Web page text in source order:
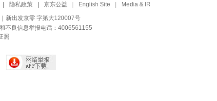
隐私政策 京东公益 English Site Media & IR
| 新出发京零 字第大120007号
不良信息举报电话：4006561155
照